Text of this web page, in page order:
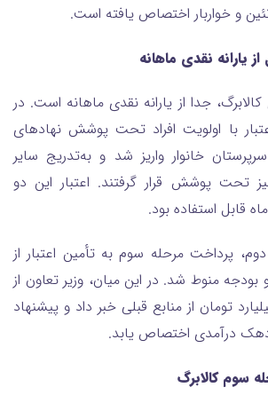
و خواربار اختصاص یافته است.
یارانه نقدی ماهانه
جدا از یارانه نقدی ماهانه است. در
با اولویت افراد تحت پوشش نهادهای
خانوار واریز شد و به‌تدریج سایر
پوشش قرار گرفتند. اعتبار این دو
قابل استفاده بود.
پرداخت مرحله سوم به تأمین اعتبار از
بودجه منوط شد. در این میان، وزیر تعاون از
۱۲ هزار میلیارد تومان از منابع قبلی خبر داد و پیشنهاد
درآمدی اختصاص یابد.
سوم کالابرگ